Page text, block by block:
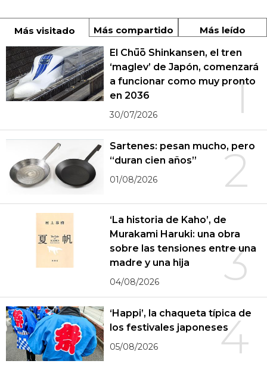
Más visitado Más compartido Más leído
1
El Chūō Shinkansen, el tren
‘maglev’ de Japón, comenzará
a funcionar como muy pronto
en 2036
30/07/2026
2
Sartenes: pesan mucho, pero
“duran cien años”
01/08/2026
3
‘La historia de Kaho’, de
Murakami Haruki: una obra
sobre las tensiones entre una
madre y una hija
04/08/2026
4
‘Happi’, la chaqueta típica de
los festivales japoneses
05/08/2026